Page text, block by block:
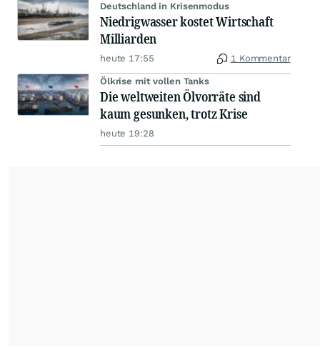
Deutschland in Krisenmodus
Niedrigwasser kostet Wirtschaft
Milliarden
heute 17:55 1 Kommentar
Ölkrise mit vollen Tanks
Die weltweiten Ölvorräte sind
kaum gesunken, trotz Krise
heute 19:28